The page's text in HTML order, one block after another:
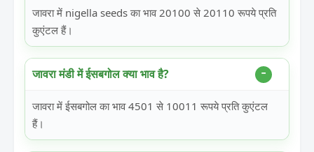
जावरा में nigella seeds का भाव 20100 से 20110 रूपये प्रति
कुएंटल हैं।
जावरा मंडी में ईसबगोल क्या भाव है?
जावरा में ईसबगोल का भाव 4501 से 10011 रूपये प्रति कुएंटल
हैं।